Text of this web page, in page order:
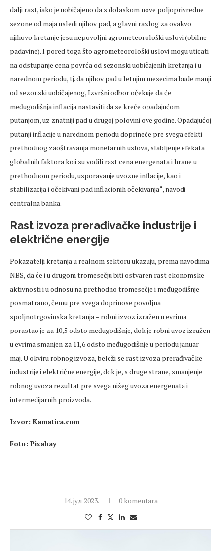
dalji rast, iako je uobičajeno da s dolaskom nove poljoprivredne
sezone od maja usledi njihov pad, a glavni razlog za ovakvo
njihovo kretanje jesu nepovoljni agrometeorološki uslovi (obilne
padavine). I pored toga što agrometeorološki uslovi mogu uticati
na odstupanje cena povrća od sezonski uobičajenih kretanja i u
narednom periodu, tj. da njihov pad u letnjim mesecima bude manji
od sezonski uobičajenog, Izvršni odbor očekuje da će
međugodišnja inflacija nastaviti da se kreće opadajućom
putanjom, uz znatniji pad u drugoj polovini ove godine. Opadajućoj
putanji inflacije u narednom periodu doprineće pre svega efekti
prethodnog zaoštravanja monetarnih uslova, slabljenje efekata
globalnih faktora koji su vodili rast cena energenata i hrane u
prethodnom periodu, usporavanje uvozne inflacije, kao i
stabilizacija i očekivani pad inflacionih očekivanja“, navodi
centralna banka.
Rast izvoza prerađivačke industrije i
električne energije
Pokazatelji kretanja u realnom sektoru ukazuju, prema navodima
NBS, da će i u drugom tromesečju biti ostvaren rast ekonomske
aktivnosti i u odnosu na prethodno tromesečje i međugodišnje
posmatrano, čemu pre svega doprinose povoljna
spoljnotrgovinska kretanja – robni izvoz izražen u evrima
porastao je za 10,5 odsto međugodišnje, dok je robni uvoz izražen
u evrima smanjen za 11,6 odsto međugodišnje u periodu januar-
maj. U okviru robnog izvoza, beleži se rast izvoza prerađivačke
industrije i električne energije, dok je, s druge strane, smanjenje
robnog uvoza rezultat pre svega nižeg uvoza energenata i
intermedijarnih proizvoda.
Izvor: Kamatica.com
Foto: Pixabay
14. јул 2023. 0 komentara